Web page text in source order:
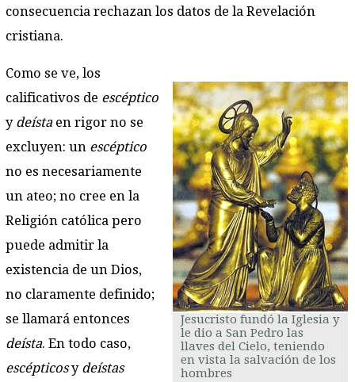
consecuencia rechazan los datos de la Revelación
cristiana.
Jesucristo fundó la Iglesia y
le dio a San Pedro las
llaves del Cielo, teniendo
en vista la salvación de los
hombres
Como se ve, los
calificativos de escéptico
y deístaen rigor no se
excluyen: un escéptico
no es necesariamente
un ateo; no cree en la
Religión católica pero
puede admitir la
existencia de un Dios,
no claramente definido;
se llamará entonces
deísta. En todo caso,
escépticosy deístas